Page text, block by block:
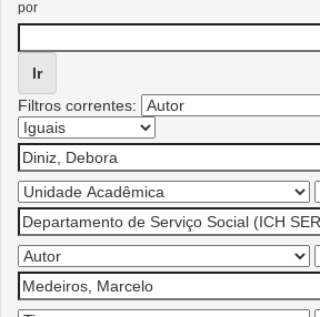
por
Filtros correntes: